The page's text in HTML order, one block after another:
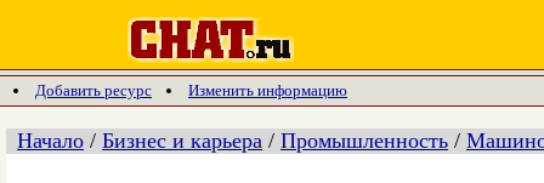
Добавить ресурс Изменить информацию
Начало / Бизнес и карьера / Промышленность /